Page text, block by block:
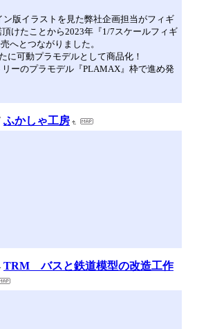
ン版イラストを見た弊社企画担当がフィギ
けたことから2023年『1/7スケールフィギ
へとつながりました。
に可動プラモデルとして商品化！
ーのプラモデル『PLAMAX』枠で進め発
ふかしゃ工房
TRM バスと鉄道模型の改造工作